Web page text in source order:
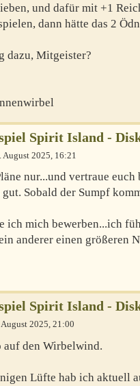
und dafür mit +1
dann hätte das 2
dazu, Mitgeister?
Spirit Island -
August 2025, 16:21
nur...und vertraue
Sobald der Sumpf
ich mich bewerben...ich
anderer einen größeren
Spirit Island -
2025, 21:00
auf den Wirbelwind.
Lüfte hab ich aktuell